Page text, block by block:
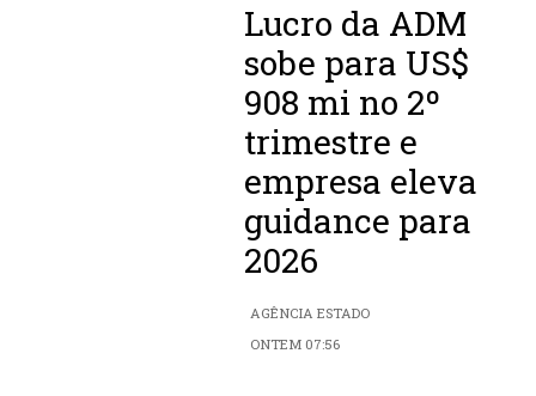
Lucro da ADM
sobe para US$
908 mi no 2º
trimestre e
empresa eleva
guidance para
2026
AGÊNCIA ESTADO
ONTEM 07:56